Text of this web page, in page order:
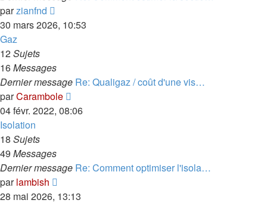
parzianfnd
le
30 mars 2026, 10:53
Gaz
12Sujets
16Messages
Dernier message Re: Qualigaz / coût d'une vis…
parCarambole
le
04 févr. 2022, 08:06
Isolation
18 Sujets
49 Messages
Dernier message Re: Comment optimiser l'isola…
parlambish
le
28 mai 2026, 13:13